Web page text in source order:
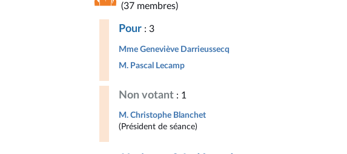
(37 membres)
Pour : 3
Mme Geneviève Darrieussecq
M. Pascal Lecamp
Non votant : 1
M. Christophe Blanchet
(Président de séance)